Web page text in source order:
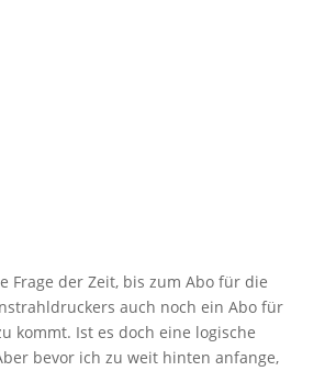
Frage der Zeit, bis zum Abo für die
auch noch ein Abo für
kommt. Ist es doch eine logische
bevor ich zu weit hinten anfange,